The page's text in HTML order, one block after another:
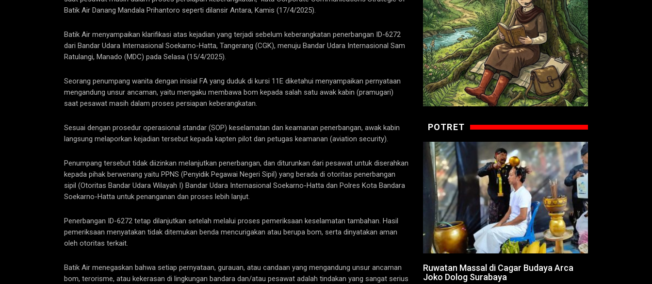
Batik Air Danang Mandala Prihantoro seperti dilansir Antara, Kamis (17/4/2025).
Batik Air menyampaikan klarifikasi atas kejadian yang terjadi sebelum keberangkatan penerbangan ID-6272
dari Bandar Udara Internasional Soekarno-Hatta, Tangerang (CGK), menuju Bandar Udara Internasional Sam
Ratulangi, Manado (MDC) pada Selasa (15/4/2025).
Seorang penumpang wanita dengan inisial FA yang duduk di kursi 11E diketahui menyampaikan pernyataan
mengandung unsur ancaman, yaitu mengaku membawa bom kepada salah satu awak kabin (pramugari)
saat pesawat masih dalam proses persiapan keberangkatan.
Sesuai dengan prosedur operasional standar (SOP) keselamatan dan keamanan penerbangan, awak kabin
langsung melaporkan kejadian tersebut kepada kapten pilot dan petugas keamanan (aviation security).
Penumpang tersebut tidak diizinkan melanjutkan penerbangan, dan diturunkan dari pesawat untuk diserahkan
kepada pihak berwenang yaitu PPNS (Penyidik Pegawai Negeri Sipil) yang berada di otoritas penerbangan
sipil (Otoritas Bandar Udara Wilayah I) Bandar Udara Internasional Soekarno-Hatta dan Polres Kota Bandara
Soekarno-Hatta untuk penanganan dan proses lebih lanjut.
Penerbangan ID-6272 tetap dilanjutkan setelah melalui proses pemeriksaan keselamatan tambahan. Hasil
pemeriksaan menyatakan tidak ditemukan benda mencurigakan atau berupa bom, serta dinyatakan aman
oleh otoritas terkait.
Batik Air menegaskan bahwa setiap pernyataan, gurauan, atau candaan yang mengandung unsur ancaman
bom, terorisme, atau kekerasan di lingkungan bandara dan/atau pesawat adalah tindakan yang sangat serius
POTRET
Ruwatan Massal di Cagar Budaya Arca
Joko Dolog Surabaya